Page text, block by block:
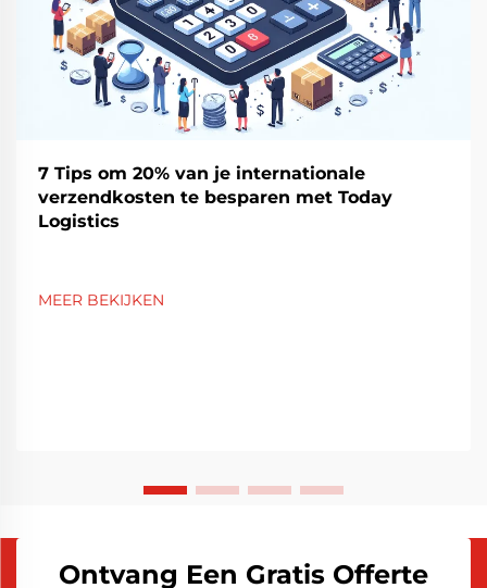
7 Tips om 20% van je internationale
verzendkosten te besparen met Today
Logistics
MEER BEKIJKEN
Ontvang Een Gratis Offerte